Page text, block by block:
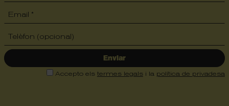
Enviar
Accepto els termes legalsi la política de privadesa